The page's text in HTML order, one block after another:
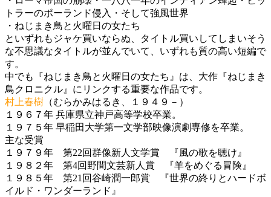
トラーのポーランド侵入・そして強風世界
・ねじまき鳥と火曜日の女たち
といずれもジャケ買いならぬ、タイトル買いしてしまいそう
な不思議なタイトルが並んでいて、いずれも質の高い短編で
す。
中でも『ねじまき鳥と火曜日の女たち』は、大作『ねじまき
鳥クロニクル』にリンクする重要な作品です。
村上春樹 （むらかみはるき、１９４９－）
１９６７年 兵庫県立神戸高等学校卒業。
１９７５年 早稲田大学第一文学部映像演劇専修を卒業。
主な受賞
１９７９年 第22回群像新人文学賞 『風の歌を聴け』
１９８２年 第4回野間文芸新人賞 『羊をめぐる冒険』
１９８５年 第21回谷崎潤一郎賞 『世界の終りとハードボ
イルド・ワンダーランド』